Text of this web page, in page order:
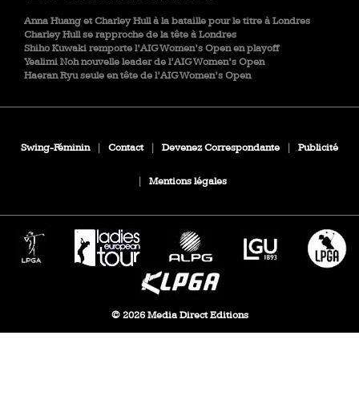
Anna Huang et Charley Hull à la bataille pour le titre à Londres
Charley Hull se rapproche de la tête à Londres
Shiho Kuwaki remporte l’AIG Women’s Open en playoff
Yealimi Noh nouvelle leader de l’AIG Women’s Open
Haeran Ryu seule en tête de l’AIG Women’s Open
Swing-Féminin Contact Devenez Correspondante Publicité
Mentions légales
© 2026 Media Direct Editions